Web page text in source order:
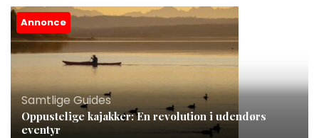
Annonce
Samtlige Guides
Oppustelige kajakker: En revolution i udendørs
eventyr